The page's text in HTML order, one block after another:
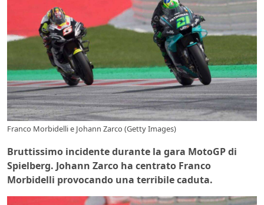
Franco Morbidelli e Johann Zarco (Getty Images)
Bruttissimo incidente durante la gara MotoGP di
Spielberg. Johann Zarco ha centrato Franco
Morbidelli provocando una terribile caduta.